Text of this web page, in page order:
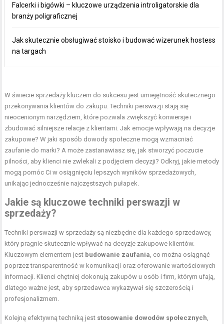
Falcerki i bigówki – kluczowe urządzenia introligatorskie dla
branży poligraficznej
Jak skutecznie obsługiwać stoisko i budować wizerunek hostess
na targach
W świecie sprzedaży kluczem do sukcesu jest umiejętność skutecznego
przekonywania klientów do zakupu. Techniki perswazji stają się
nieocenionym narzędziem, które pozwala zwiększyć konwersje i
zbudować silniejsze relacje z klientami. Jak emocje wpływają na decyzje
zakupowe? W jaki sposób dowody społeczne mogą wzmacniać
zaufanie do marki? A może zastanawiasz się, jak stworzyć poczucie
pilności, aby klienci nie zwlekali z podjęciem decyzji? Odkryj, jakie metody
mogą pomóc Ci w osiągnięciu lepszych wyników sprzedażowych,
unikając jednocześnie najczęstszych pułapek.
Jakie są kluczowe techniki perswazji w
sprzedaży?
Techniki perswazji w sprzedaży są niezbędne dla każdego sprzedawcy,
który pragnie skutecznie wpływać na decyzje zakupowe klientów.
Kluczowym elementem jest budowanie zaufania , co można osiągnąć
poprzez transparentność w komunikacji oraz oferowanie wartościowych
informacji. Klienci chętniej dokonują zakupów u osób i firm, którym ufają,
dlatego ważne jest, aby sprzedawca wykazywał się szczerością i
profesjonalizmem.
Kolejną efektywną techniką jest stosowanie dowodów społecznych